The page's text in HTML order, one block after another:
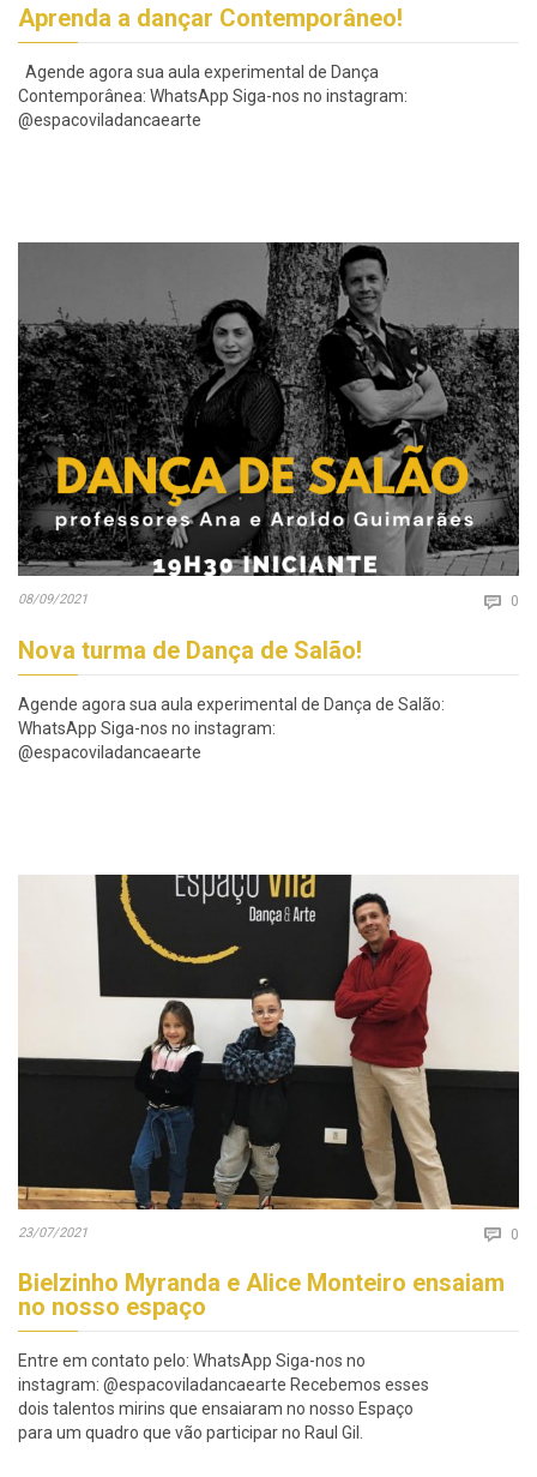
Aprenda a dançar Contemporâneo!
Agende agora sua aula experimental de Dança
Contemporânea: WhatsApp Siga-nos no instagram:
@espacoviladancaearte
08/09/2021  0
Nova turma de Dança de Salão!
Agende agora sua aula experimental de Dança de Salão:
WhatsApp Siga-nos no instagram:
@espacoviladancaearte
23/07/2021  0
Bielzinho Myranda e Alice Monteiro ensaiam
no nosso espaço
Entre em contato pelo: WhatsApp Siga-nos no
instagram: @espacoviladancaearte Recebemos esses
dois talentos mirins que ensaiaram no nosso Espaço
para um quadro que vão participar no Raul Gil.